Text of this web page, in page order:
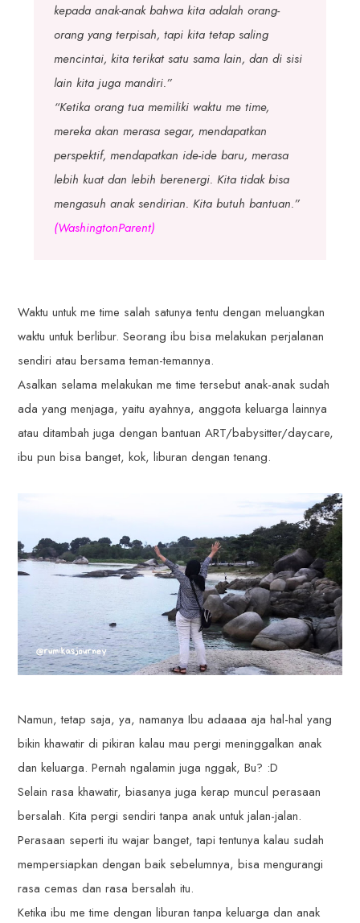
kepada anak-anak bahwa kita adalah orang-
orang yang terpisah, tapi kita tetap saling
mencintai, kita terikat satu sama lain, dan di sisi
lain kita juga mandiri.”
“Ketika orang tua memiliki waktu me time,
mereka akan merasa segar, mendapatkan
perspektif, mendapatkan ide-ide baru, merasa
lebih kuat dan lebih berenergi. Kita tidak bisa
mengasuh anak sendirian. Kita butuh bantuan.”
(WashingtonParent)
Waktu untuk me time salah satunya tentu dengan meluangkan
waktu untuk berlibur. Seorang ibu bisa melakukan perjalanan
sendiri atau bersama teman-temannya.
Asalkan selama melakukan me time tersebut anak-anak sudah
ada yang menjaga, yaitu ayahnya, anggota keluarga lainnya
atau ditambah juga dengan bantuan ART/babysitter/daycare,
ibu pun bisa banget, kok, liburan dengan tenang.
Namun, tetap saja, ya, namanya Ibu adaaaa aja hal-hal yang
bikin khawatir di pikiran kalau mau pergi meninggalkan anak
dan keluarga. Pernah ngalamin juga nggak, Bu? :D
Selain rasa khawatir, biasanya juga kerap muncul perasaan
bersalah. Kita pergi sendiri tanpa anak untuk jalan-jalan.
Perasaan seperti itu wajar banget, tapi tentunya kalau sudah
mempersiapkan dengan baik sebelumnya, bisa mengurangi
rasa cemas dan rasa bersalah itu.
Ketika ibu me time dengan liburan tanpa keluarga dan anak